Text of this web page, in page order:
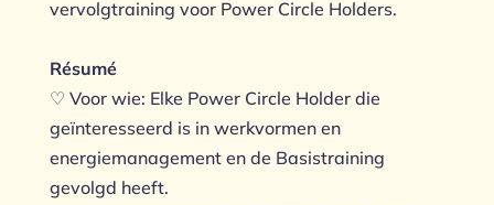
vervolgtraining voor Power Circle Holders.
Résumé
♡ Voor wie: Elke Power Circle Holder die
geïnteresseerd is in werkvormen en
energiemanagement en de Basistraining
gevolgd heeft.